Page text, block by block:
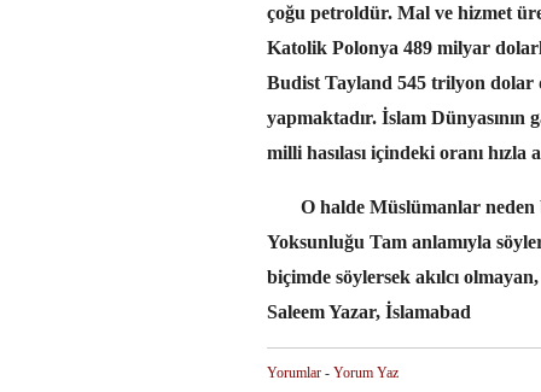
çoğu petroldür. Mal ve hizmet
Katolik Polonya 489 milyar
Budist Tayland 545 trilyon dolar
yapmaktadır. İslam Dünyasının
milli hasılası içindeki oranı hızla
O halde Müslümanlar neden
Yoksunluğu Tam anlamıyla
biçimde söylersek akılcı
Saleem Yazar, İslamabad
Yorumlar - Yorum Yaz